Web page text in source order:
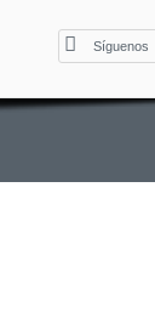
Síguenos